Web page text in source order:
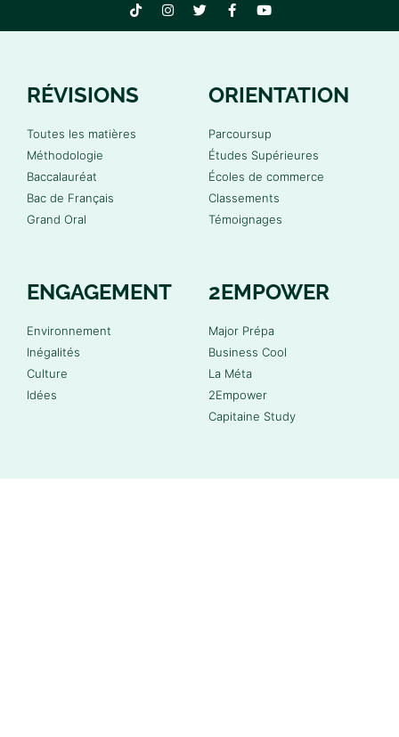
RÉVISIONS
Toutes les matières
Méthodologie
Baccalauréat
Bac de Français
Grand Oral
ORIENTATION
Parcoursup
Études Supérieures
Écoles de commerce
Classements
Témoignages
ENGAGEMENT
Environnement
Inégalités
Culture
Idées
2EMPOWER
Major Prépa
Business Cool
La Méta
2Empower
Capitaine Study